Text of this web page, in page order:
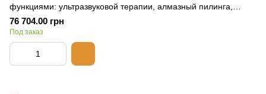
функциями: ультразвуковой терапии, алмазный пилинга,
тепло-хол
76 704.00 грн
Под заказ